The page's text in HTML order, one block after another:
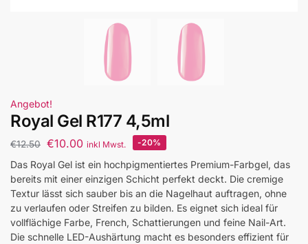
Angebot!
Royal Gel R177 4,5ml
€12.50 €10.00 inkl Mwst. -20%
Das Royal Gel ist ein hochpigmentiertes Premium-Farbgel, das
bereits mit einer einzigen Schicht perfekt deckt. Die cremige
Textur lässt sich sauber bis an die Nagelhaut auftragen, ohne
zu verlaufen oder Streifen zu bilden. Es eignet sich ideal für
vollflächige Farbe, French, Schattierungen und feine Nail-Art.
Die schnelle LED-Aushärtung macht es besonders effizient für